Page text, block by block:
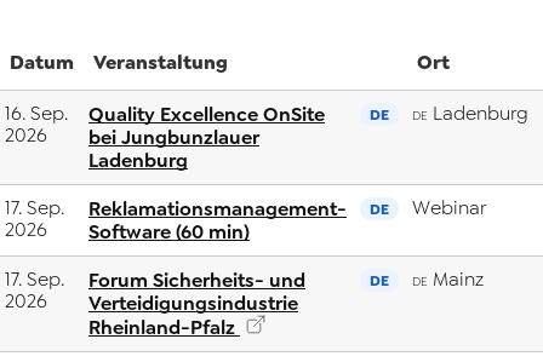
Datum Veranstaltung Ort
16. Sep.
2026
Quality Excellence OnSite
bei Jungbunzlauer
Ladenburg
DE DE Ladenburg
17. Sep.
2026
Reklamationsmanagement-
Software (60 min)
DE Webinar
17. Sep.
2026
Forum Sicherheits- und
Verteidigungsindustrie
Rheinland-Pfalz
DE DE Mainz